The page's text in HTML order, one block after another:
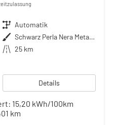
Getriebe Automatik
Außenfarbe
Schwarz Perla Nera Metallic
Kilometerstand 25 km
Details
15,20 kWh/100km
km